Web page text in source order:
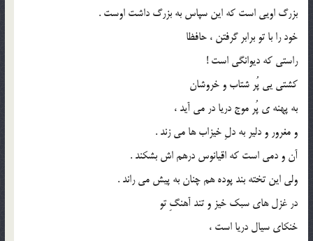
بزرگ اویی است که این سپاس به بزرگ‌ داشت اوست .
خود را با تو برابر گرفتن ، حافظا
راستی که دیوانگی است !
کشتی‌ یی پُر شتاب و خروشان
به پهنه‌ ی پُر موج دریا در می ‌آید ،
و مغرور و دلیر به دلِ خیزاب ‌ها می ‌زند .
آن و دمی است که اقیانوس درهم ‌اش بشکند .
ولی این تخته ‌بند پوده هم ‌چنان به پیش می‌ راند .
در غزل‌ های سبک ‌خیز و تند آهنگِ تو
خنکای سیال دریا است ،